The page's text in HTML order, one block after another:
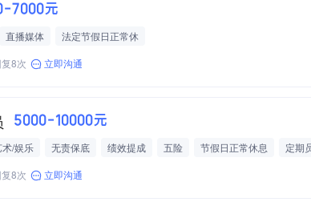
7000元
直播媒体
法定节假日正常休
8次 立即沟通
5000-10000元
/娱乐 无责保底 绩效提成 五险 节假日正常休息
定期
8次 立即沟通